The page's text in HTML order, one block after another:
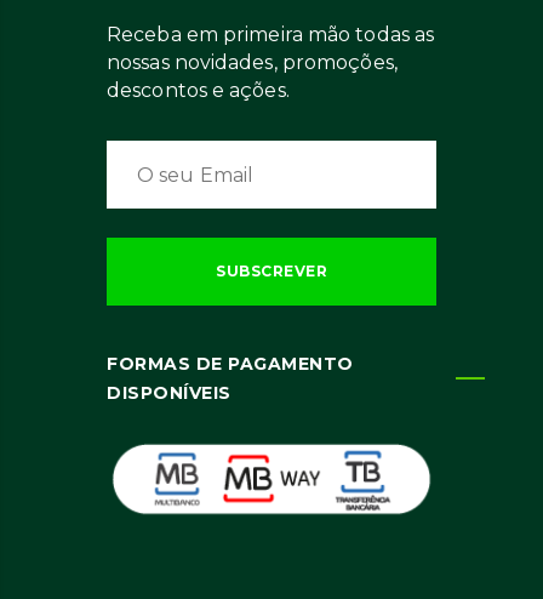
Receba em primeira mão todas as
nossas novidades, promoções,
descontos e ações.
FORMAS DE PAGAMENTO
DISPONÍVEIS